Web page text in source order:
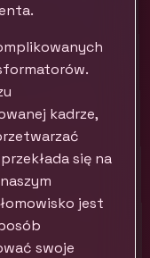
kadrze,
się na
jest
swoje